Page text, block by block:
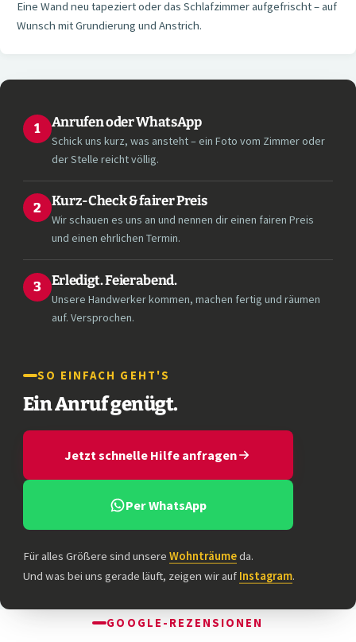
Eine Wand neu tapeziert oder das Schlafzimmer aufgefrischt – auf
Wunsch mit Grundierung und Anstrich.
1 Anrufen oder WhatsApp
Schick uns kurz, was ansteht – ein Foto vom Zimmer oder
der Stelle reicht völlig.
2 Kurz-Check & fairer Preis
Wir schauen es uns an und nennen dir einen fairen Preis
und einen ehrlichen Termin.
3 Erledigt. Feierabend.
Unsere Handwerker kommen, machen fertig und räumen
auf. Versprochen.
SO EINFACH GEHT'S
Ein Anruf genügt.
Jetzt schnelle Hilfe anfragen
Per WhatsApp
Für alles Größere sind unsere Wohnträumeda.
Und was bei uns gerade läuft, zeigen wir auf Instagram.
GOOGLE-REZENSIONEN